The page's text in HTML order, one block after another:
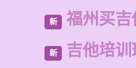
新 福州买
新 吉他培